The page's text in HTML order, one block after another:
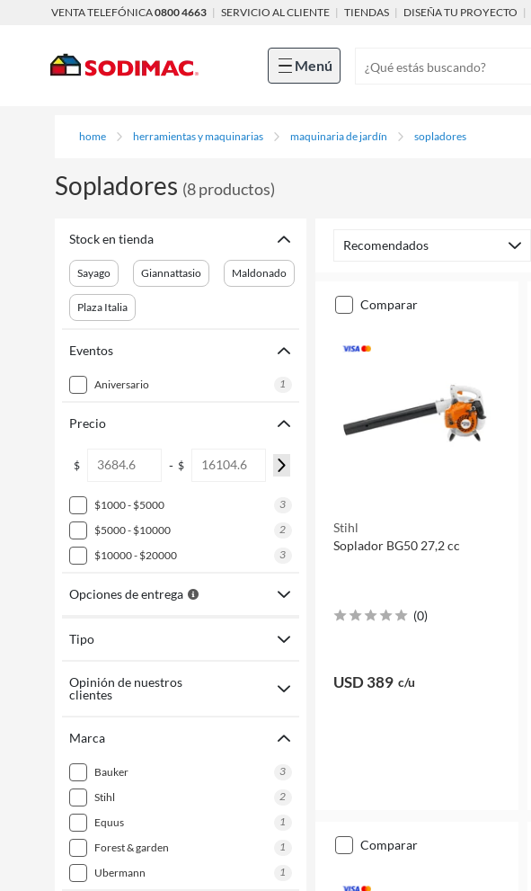
VENTA TELEFÓNICA0800 4663 | SERVICIO AL CLIENTE | TIENDAS | DISEÑA TU PROYECTO |
Menú
home herramientas y maquinarias maquinaria de jardín sopladores
Sopladores (8productos)
Stock en tienda
Sayago Giannattasio Maldonado
Plaza Italia
Eventos
aniversario 1
Precio
$ - $
$1000 - $5000
3
$5000 - $10000
2
$10000 - $20000
3
Opciones de entrega
Tipo
Opinión de nuestros
clientes
Marca
bauker
3
stihl
2
equus
1
forest & garden
1
ubermann
1
Recomendados
comparar
Stihl
Soplador BG50 27,2 cc
(0)
USD 389 c/u
comparar